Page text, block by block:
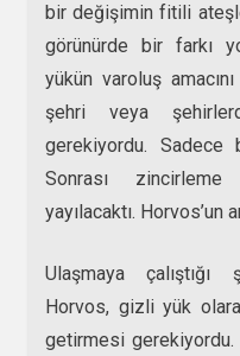
bir değişimin fitili
görünürde bir farkı
yükün varoluş
şehri veya
gerekiyordu. Sadece
Sonrası
yayılacaktı. Horvos’un
Ulaşmaya
Horvos, gizli yük
getirmesi